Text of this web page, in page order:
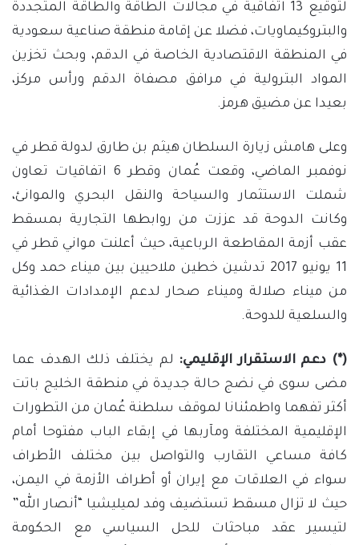
لتوقيع 13 اتفاقية في مجالات الطاقة والطاقة المتجددة
والبتروكيماويات، فضلا عن إقامة منطقة صناعية سعودية
في المنطقة الاقتصادية الخاصة في الدقم، وبحث تخزين
المواد البترولية في مرافق مصفاة الدقم ورأس مركز،
بعيدا عن مضيق هرمز.
وعلى هامش زيارة السلطان هيثم بن طارق لدولة قطر في
نوفمبر الماضي، وقعت عُمان وقطر 6 اتفاقيات تعاون
شملت الاستثمار والسياحة والنقل البحري والموانئ،
وكانت الدوحة قد عززت من روابطها التجارية بمسقط
عقب أزمة المقاطعة الرباعية، حيث أعلنت مواني قطر في
11 يونيو 2017 تدشين خطين ملاحيين بين ميناء حمد وكل
من ميناء صلالة وميناء صحار لدعم الإمدادات الغذائية
والسلعية للدوحة.
(*) دعم الاستقرار الإقليمي: لم يختلف ذلك الهدف عما
مضى سوى في نضج حالة جديدة في منطقة الخليج باتت
أكثر تفهما واطمئنانا لموقف سلطنة عُمان من التطورات
الإقليمية المختلفة ومآربها في إبقاء الباب مفتوحا أمام
كافة مساعي التقارب والتواصل بين مختلف الأطراف
سواء في العلاقات مع إيران أو أطراف الأزمة في اليمن،
حيث لا تزال مسقط تستضيف وفد لميليشيا “أنصار الله”
لتيسير عقد مباحثات للحل السياسي مع الحكومة